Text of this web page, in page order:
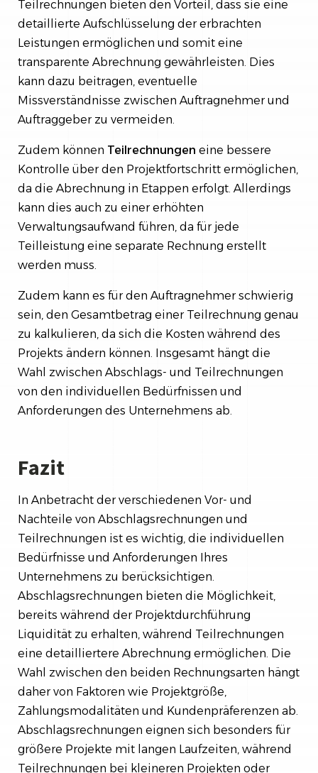
Teilrechnungen bieten den Vorteil, dass sie eine
detaillierte Aufschlüsselung der erbrachten
Leistungen ermöglichen und somit eine
transparente Abrechnung gewährleisten. Dies
kann dazu beitragen, eventuelle
Missverständnisse zwischen Auftragnehmer und
Auftraggeber zu vermeiden.
Zudem können Teilrechnungen eine bessere
Kontrolle über den Projektfortschritt ermöglichen,
da die Abrechnung in Etappen erfolgt. Allerdings
kann dies auch zu einer erhöhten
Verwaltungsaufwand führen, da für jede
Teilleistung eine separate Rechnung erstellt
werden muss.
Zudem kann es für den Auftragnehmer schwierig
sein, den Gesamtbetrag einer Teilrechnung genau
zu kalkulieren, da sich die Kosten während des
Projekts ändern können. Insgesamt hängt die
Wahl zwischen Abschlags- und Teilrechnungen
von den individuellen Bedürfnissen und
Anforderungen des Unternehmens ab.
Fazit
In Anbetracht der verschiedenen Vor- und
Nachteile von Abschlagsrechnungen und
Teilrechnungen ist es wichtig, die individuellen
Bedürfnisse und Anforderungen Ihres
Unternehmens zu berücksichtigen.
Abschlagsrechnungen bieten die Möglichkeit,
bereits während der Projektdurchführung
Liquidität zu erhalten, während Teilrechnungen
eine detailliertere Abrechnung ermöglichen. Die
Wahl zwischen den beiden Rechnungsarten hängt
daher von Faktoren wie Projektgröße,
Zahlungsmodalitäten und Kundenpräferenzen ab.
Abschlagsrechnungen eignen sich besonders für
größere Projekte mit langen Laufzeiten, während
Teilrechnungen bei kleineren Projekten oder